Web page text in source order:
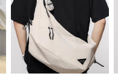
¥6,930 (税込)